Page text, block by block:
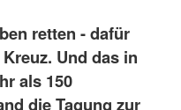
retten - dafür
Und das in
als 150
die Tagung zur